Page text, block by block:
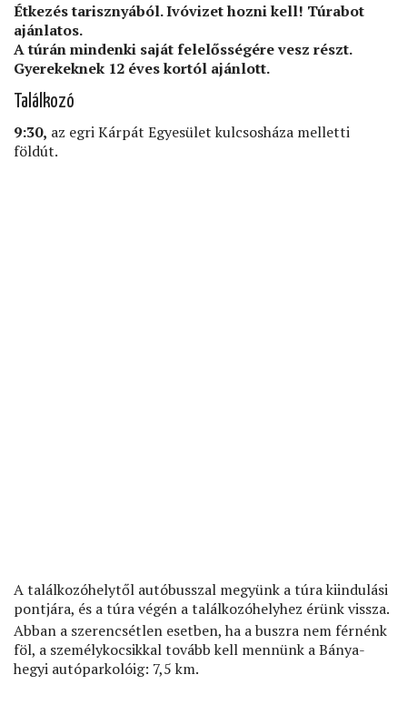
Étkezés tarisznyából. Ivóvizet hozni kell! Túrabot
ajánlatos.
A túrán mindenki saját felelősségére vesz részt.
Gyerekeknek 12 éves kortól ajánlott.
Találkozó
9:30, az egri Kárpát Egyesület kulcsosháza melletti
földút.
A találkozóhelytől autóbusszal megyünk a túra kiindulási
pontjára, és a túra végén a találkozóhelyhez érünk vissza.
Abban a szerencsétlen esetben, ha a buszra nem férnénk
föl, a személykocsikkal tovább kell mennünk a Bánya-
hegyi autóparkolóig: 7,5 km.